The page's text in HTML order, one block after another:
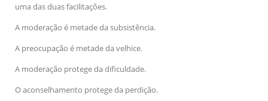
uma das duas facilitações.
A moderação é metade da subsistência.
A preocupação é metade da velhice.
A moderação protege da dificuldade.
O aconselhamento protege da perdição.